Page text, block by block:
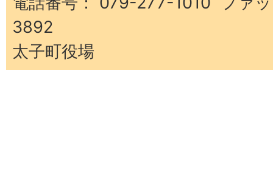
3892
太子町役場